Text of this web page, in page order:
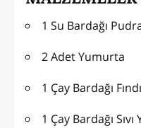
1 Su
2 Adet Yumurta
1 Çay Bardağı
1 Çay Bardağı Sıvı